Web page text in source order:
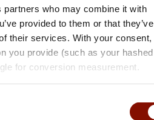
partners who may combine it with
provided to them or that they’ve
their services. With your consent,
you provide (such as your hashed
for conversion measurement.